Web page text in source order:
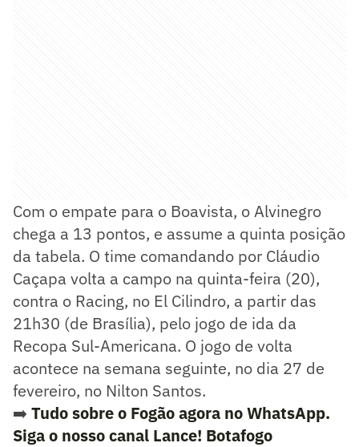
Com o empate para o Boavista, o Alvinegro
chega a 13 pontos, e assume a quinta posição
da tabela. O time comandando por Cláudio
Caçapa volta a campo na quinta-feira (20),
contra o Racing, no El Cilindro, a partir das
21h30 (de Brasília), pelo jogo de ida da
Recopa Sul-Americana. O jogo de volta
acontece na semana seguinte, no dia 27 de
fevereiro, no Nilton Santos.
➡️ Tudo sobre o Fogão agora no WhatsApp.
Siga o nosso canal Lance! Botafogo